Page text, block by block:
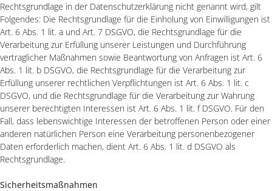
Rechtsgrundlage in der Datenschutzerklärung nicht genannt wird, gilt
Folgendes: Die Rechtsgrundlage für die Einholung von Einwilligungen ist
Art. 6 Abs. 1 lit. a und Art. 7 DSGVO, die Rechtsgrundlage für die
Verarbeitung zur Erfüllung unserer Leistungen und Durchführung
vertraglicher Maßnahmen sowie Beantwortung von Anfragen ist Art. 6
Abs. 1 lit. b DSGVO, die Rechtsgrundlage für die Verarbeitung zur
Erfüllung unserer rechtlichen Verpflichtungen ist Art. 6 Abs. 1 lit. c
DSGVO, und die Rechtsgrundlage für die Verarbeitung zur Wahrung
unserer berechtigten Interessen ist Art. 6 Abs. 1 lit. f DSGVO. Für den
Fall, dass lebenswichtige Interessen der betroffenen Person oder einer
anderen natürlichen Person eine Verarbeitung personenbezogener
Daten erforderlich machen, dient Art. 6 Abs. 1 lit. d DSGVO als
Rechtsgrundlage.
Sicherheitsmaßnahmen